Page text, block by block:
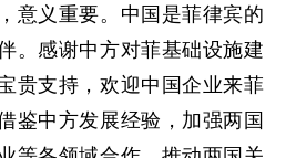
意义重要。中国是菲律宾的
。感谢中方对菲基础设施建
贵支持，欢迎中国企业来菲
鉴中方发展经验，加强两国